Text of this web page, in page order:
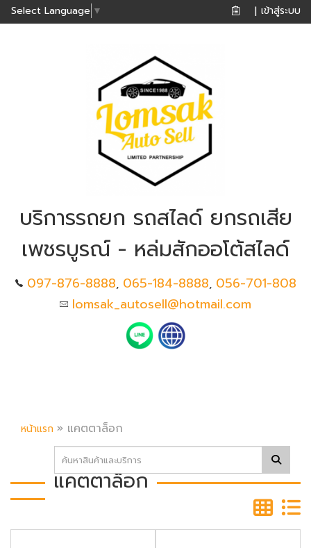
Select Language ▼ | เข้าสู่ระบบ
บริการรถยก รถสไลด์ ยกรถเสีย
เพชรบูรณ์ - หล่มสักออโต้สไลด์
097-876-8888, 065-184-8888, 056-701-808
lomsak_autosell@hotmail.com
หน้าแรก » แคตตาล็อก
แคตตาล็อก